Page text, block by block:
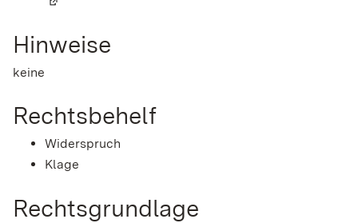
Hinweise
keine
Rechtsbehelf
Widerspruch
Klage
Rechtsgrundlage